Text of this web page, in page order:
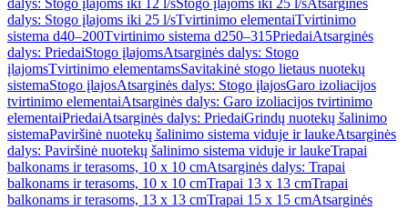
dalys: Stogo įlajoms iki 12 l/sStogo įlajoms iki 25 l/sAtsarginės
dalys: Stogo įlajoms iki 25 l/sTvirtinimo elementaiTvirtinimo
sistema d40–200Tvirtinimo sistema d250–315PriedaiAtsarginės
dalys: PriedaiStogo įlajomsAtsarginės dalys: Stogo
įlajomsTvirtinimo elementamsSavitakinė stogo lietaus nuotekų
sistemaStogo įlajosAtsarginės dalys: Stogo įlajosGaro izoliacijos
tvirtinimo elementaiAtsarginės dalys: Garo izoliacijos tvirtinimo
elementaiPriedaiAtsarginės dalys: PriedaiGrindų nuotekų šalinimo
sistemaPaviršinė nuotekų šalinimo sistema viduje ir laukeAtsarginės
dalys: Paviršinė nuotekų šalinimo sistema viduje ir laukeTrapai
balkonams ir terasoms, 10 x 10 cmAtsarginės dalys: Trapai
balkonams ir terasoms, 10 x 10 cmTrapai 13 x 13 cmTrapai
balkonams ir terasoms, 13 x 13 cmTrapai 15 x 15 cmAtsarginės